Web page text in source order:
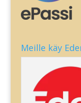
Meille käy